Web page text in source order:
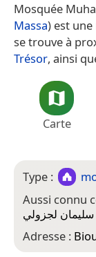
Mosquée
Massa) est
se trouve à
Trésor, ainsi
Carte
Type :
Aussi connu
لجزولي
Adresse :